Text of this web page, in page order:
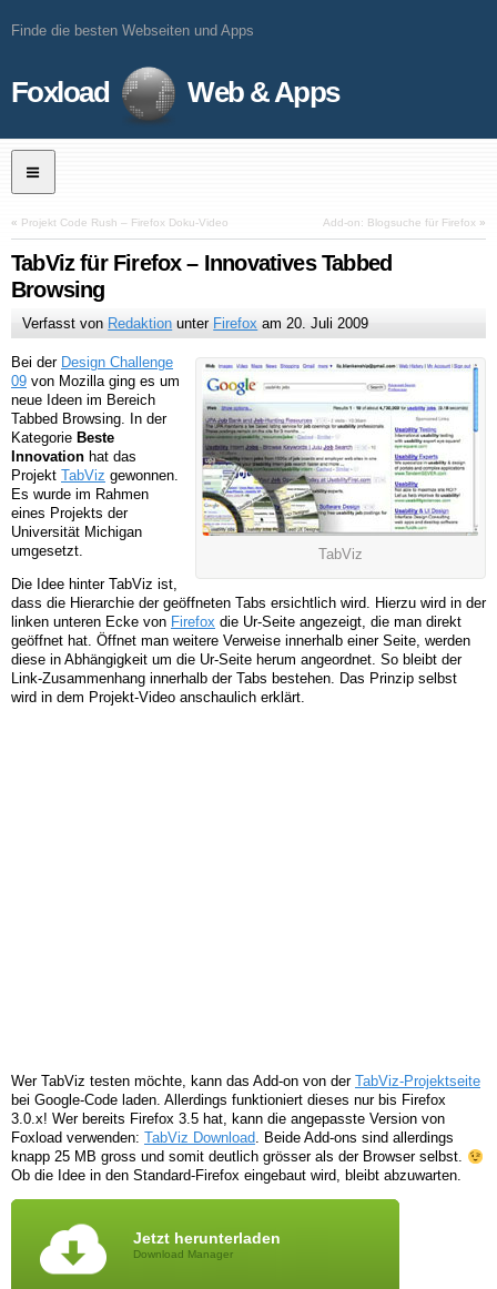
Finde die besten Webseiten und Apps
Foxload Web & Apps
« Projekt Code Rush – Firefox Doku-Video Add-on: Blogsuche für Firefox »
TabViz für Firefox – Innovatives Tabbed
Browsing
Verfasst von Redaktion unter Firefox am20. Juli 2009
TabViz
Bei der Design Challenge
09 von Mozilla ging es um
neue Ideen im Bereich
Tabbed Browsing. In der
Kategorie Beste
Innovation hat das
Projekt TabViz gewonnen.
Es wurde im Rahmen
eines Projekts der
Universität Michigan
umgesetzt.
Die Idee hinter TabViz ist,
dass die Hierarchie der geöffneten Tabs ersichtlich wird. Hierzu wird in der
linken unteren Ecke von Firefox die Ur-Seite angezeigt, die man direkt
geöffnet hat. Öffnet man weitere Verweise innerhalb einer Seite, werden
diese in Abhängigkeit um die Ur-Seite herum angeordnet. So bleibt der
Link-Zusammenhang innerhalb der Tabs bestehen. Das Prinzip selbst
wird in dem Projekt-Video anschaulich erklärt.
Wer TabViz testen möchte, kann das Add-on von der TabViz-Projektseite
bei Google-Code laden. Allerdings funktioniert dieses nur bis Firefox
3.0.x! Wer bereits Firefox 3.5 hat, kann die angepasste Version von
Foxload verwenden: TabViz Download. Beide Add-ons sind allerdings
knapp 25 MB gross und somit deutlich grösser als der Browser selbst.
Ob die Idee in den Standard-Firefox eingebaut wird, bleibt abzuwarten.
Jetzt herunterladen
Download Manager